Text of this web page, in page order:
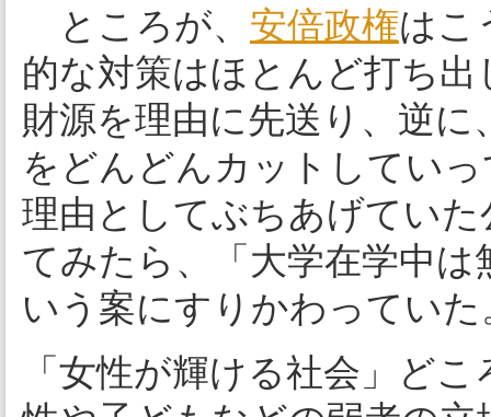
ところが、 安倍政権はこ
的な対策はほとんど打ち
財源を理由に先送り、逆に
をどんどんカットしてい
理由としてぶちあげてい
てみたら、「大学在学中
いう案にすりかわっていた
「女性が輝ける社会」ど